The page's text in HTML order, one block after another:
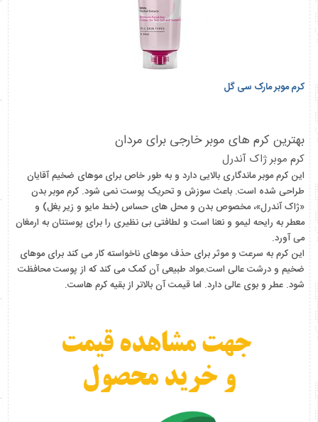
کرم موبر مارک سی گل
بهترین کرم های موبر خارجی برای مردان
کرم موبر ژاک آندرل
این کرم موبر ماندگاری بالایی دارد و به طور خاص برای موهای ضخیم آقایان
طراحی شده است. باعث سوزش و تحریک پوست نمی شود. کرم موبر بدن
«ژاک آندرل»، مخصوص بدن و محل های حساس (خط مایو و زیر بغل) و
معطر به رایحه لیمو و نعنا است و لطافتی بی نظیری را برای پوستتان به ارمغان
می آورد.
این کرم به سرعت و موثر برای حذف موهای ناخواسته کار می کند برای موهای
ضخیم و درشت عالی است.مواد طبیعی آن کمک می کند که از پوست محافظت
شود. عطر و بوی عالی دارد. اما قیمت آن بالاتر از بقیه کرم هاست.